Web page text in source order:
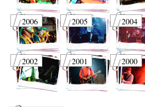
2006 2005 2004
2002 2001 2000